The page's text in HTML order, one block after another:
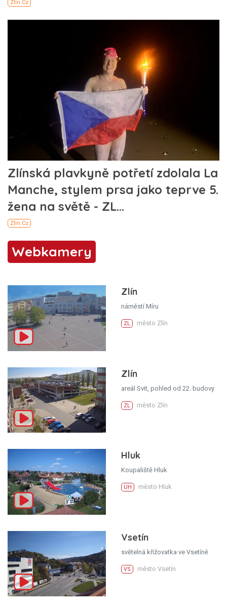
Webkamery
Zlín
náměstí Míru
ZL město Zlín
Zlín
areál Svit, pohled od 22. budovy
ZL město Zlín
Hluk
Koupaliště Hluk
UH město Hluk
Vsetín
světelná křižovatka ve Vsetíně
VS město Vsetín